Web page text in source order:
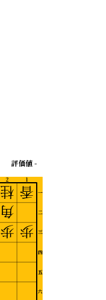
1
2
一
二
三
四
五
六
評価値 -
香
歩
桂
角
歩